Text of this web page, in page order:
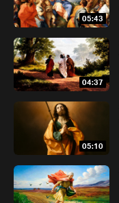
05:43
04:37
05:10